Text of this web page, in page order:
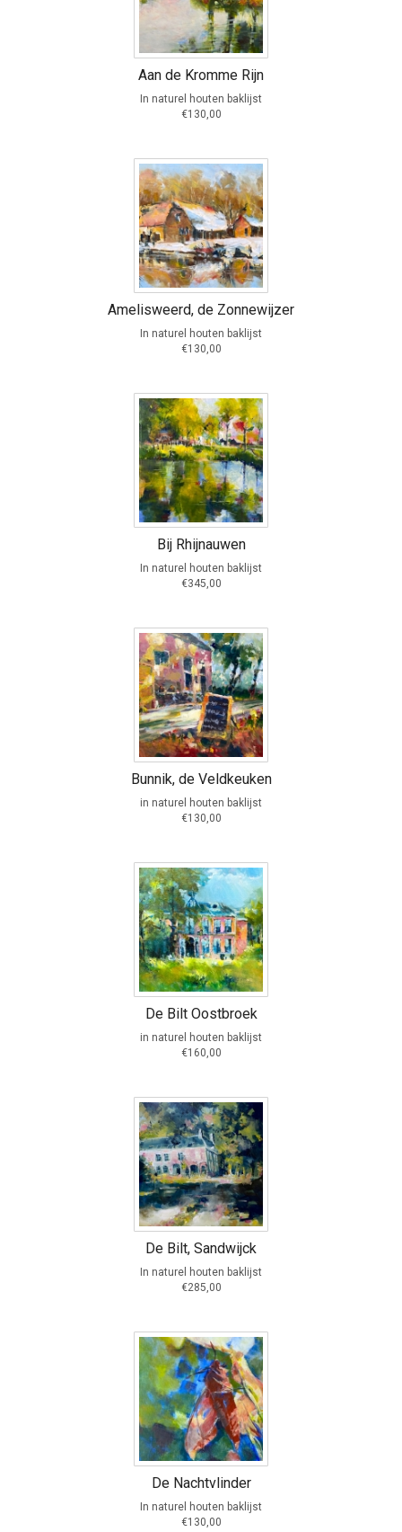
Aan de Kromme Rijn
In naturel houten baklijst
€130,00
Amelisweerd, de Zonnewijzer
In naturel houten baklijst
€130,00
Bij Rhijnauwen
In naturel houten baklijst
€345,00
Bunnik, de Veldkeuken
in naturel houten baklijst
€130,00
De Bilt Oostbroek
in naturel houten baklijst
€160,00
De Bilt, Sandwijck
In naturel houten baklijst
€285,00
De Nachtvlinder
In naturel houten baklijst
€130,00